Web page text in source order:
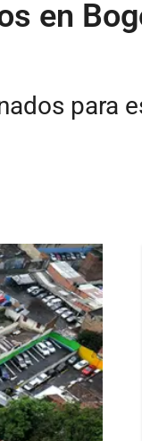
en
para